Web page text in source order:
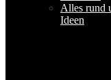
Alles rund
Ideen